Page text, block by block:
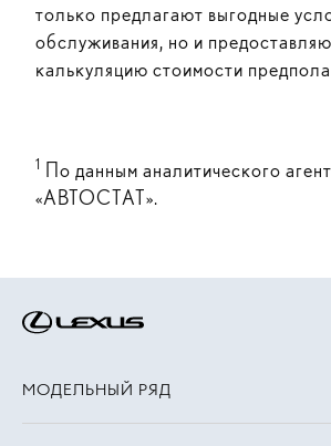
только предлагают выгодные
обслуживания, но и
калькуляцию стоимости
1 По данным аналитического
«АВТОСТАТ».
МОДЕЛЬНЫЙ РЯД